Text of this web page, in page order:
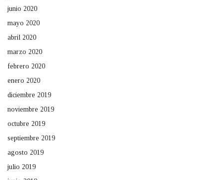
junio 2020
mayo 2020
abril 2020
marzo 2020
febrero 2020
enero 2020
diciembre 2019
noviembre 2019
octubre 2019
septiembre 2019
agosto 2019
julio 2019